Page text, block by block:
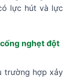
lực hút và lực
nghẹt đột
trường hợp xảy